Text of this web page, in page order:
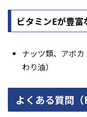
ビタミンEが豊富
ナッツ類、アボ
わり油）
よくある質問（